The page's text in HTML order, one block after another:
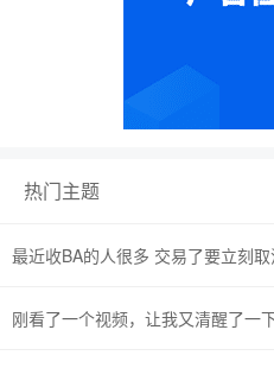
热门主题
最近收BA的人很多 交易了要立刻
刚看了一个视频，让我又清醒了一